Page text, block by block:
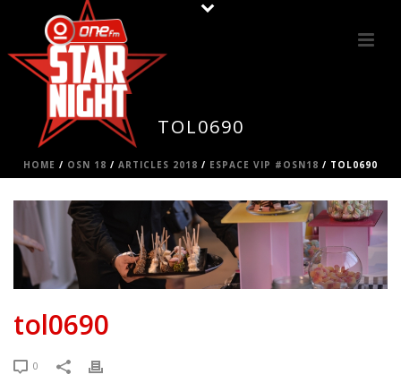
TOL0690
HOME / OSN 18 / ARTICLES 2018 / ESPACE VIP #OSN18 / TOL0690
tol0690
0